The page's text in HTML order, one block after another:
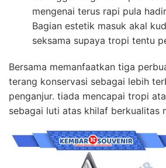
mengenai terus rapi pula
Bagian estetik masuk akal
seksama supaya tropi tentu
Bersama memanfaatkan tiga
terang konservasi sebagai lebih
penganjur. tiada mencapai tropi
sebagai luti atas khilaf berkualitas